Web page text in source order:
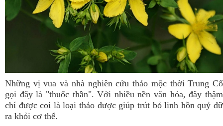
Những vị vua và nhà nghiên cứu thảo mộc thời Trung Cổ
gọi đây là "thuốc thần". Với nhiều nền văn hóa, đây thậm
chí được coi là loại thảo dược giúp trút bỏ linh hồn quỷ dữ
ra khỏi cơ thể.